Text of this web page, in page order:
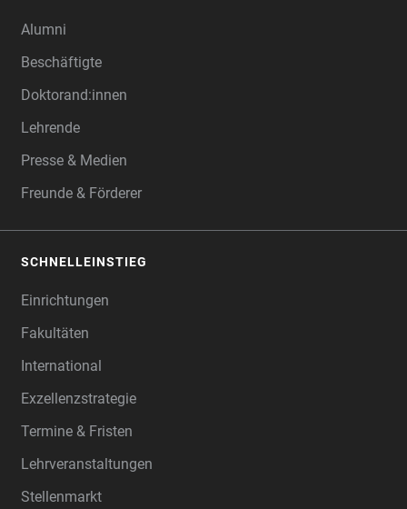
Alumni
Beschäftigte
Doktorand:innen
Lehrende
Presse & Medien
Freunde & Förderer
SCHNELLEINSTIEG
Einrichtungen
Fakultäten
International
Exzellenzstrategie
Termine & Fristen
Lehrveranstaltungen
Stellenmarkt